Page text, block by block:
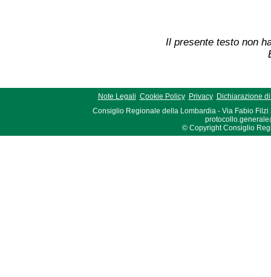
Il presente testo non
Note Legali Cookie Policy Privacy Dichiarazione
Consiglio Regionale della Lombardia - Via Fabio Filzi
© Copyright Consiglio